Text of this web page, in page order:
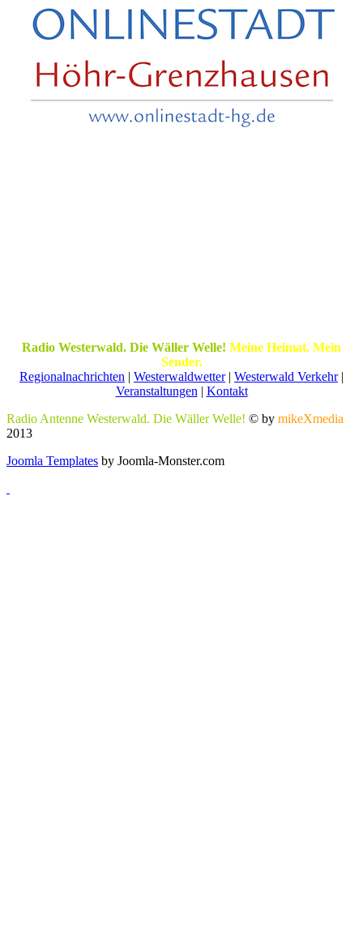
Radio Westerwald. Die Wäller Welle! Meine Heimat. Mein
Sender.
Regionalnachrichten | Westerwaldwetter| Westerwald Verkehr|
Veranstaltungen | Kontakt
Radio Antenne Westerwald. Die Wäller Welle! © by mikeXmedia
2013
Joomla Templates by Joomla-Monster.com